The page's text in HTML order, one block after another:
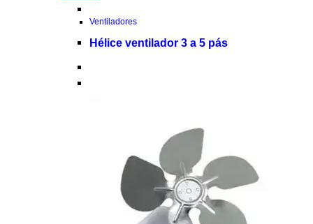
Ventiladores
Hélice ventilador 3 a 5 pás